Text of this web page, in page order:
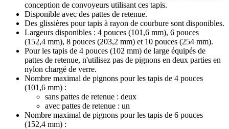
conception de convoyeurs utilisant ces tapis.
Disponible avec des pattes de retenue.
Des glissières pour tapis à rayon de courbure sont disponibles.
Largeurs disponibles : 4 pouces (101,6 mm), 6 pouces
(152,4 mm), 8 pouces (203,2 mm) et 10 pouces (254 mm).
Pour les tapis de 4 pouces (102 mm) de large équipés de
pattes de retenue, n'utilisez pas de pignons en deux parties en
nylon chargé de verre.
Nombre maximal de pignons pour les tapis de 4 pouces
(101,6 mm) :
sans pattes de retenue : deux
avec pattes de retenue : un
Nombre maximal de pignons pour les tapis de 6 pouces
(152,4 mm) :